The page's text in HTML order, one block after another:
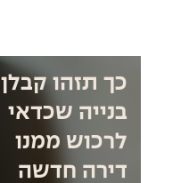
כך תזהו קבלן
בנייה שכדאי
לרכוש ממנו
דירה חדשה